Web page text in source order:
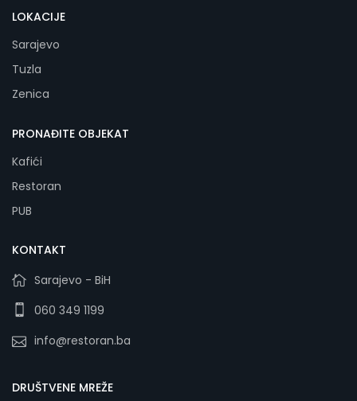
LOKACIJE
Sarajevo
Tuzla
Zenica
PRONAĐITE OBJEKAT
Kafići
Restoran
PUB
KONTAKT
Sarajevo - BiH
060 349 1199
info@restoran.ba
DRUŠTVENE MREŽE